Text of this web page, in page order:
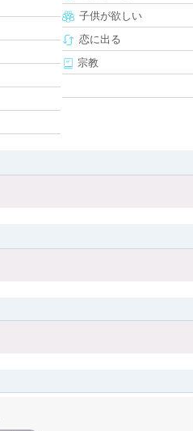
子供が欲しい
恋に出る
宗教